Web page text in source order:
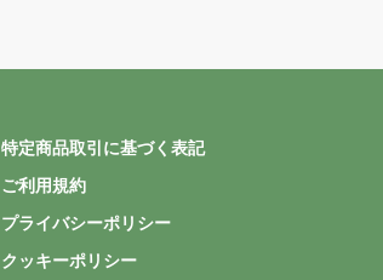
特定商品取引に基づく表記
ご利用規約
プライバシーポリシー
クッキーポリシー